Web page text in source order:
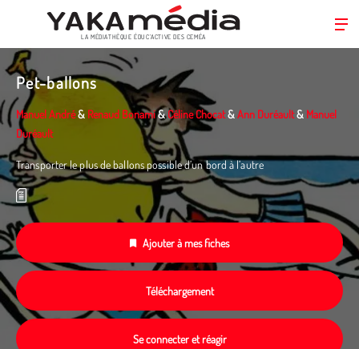
Aller
au
contenu
principal
LA MÉDIATHÈQUE ÉDUC’ACTIVE DES CEMÉA
Pet-ballons
Manuel André& Renaud Bonami&Céline Chocat&Ann Duréault& Manuel
Duréault
Transporter le plus de ballons possible d’un bord à l’autre
Ajouter à mes fiches
Téléchargement
Se connecter et réagir